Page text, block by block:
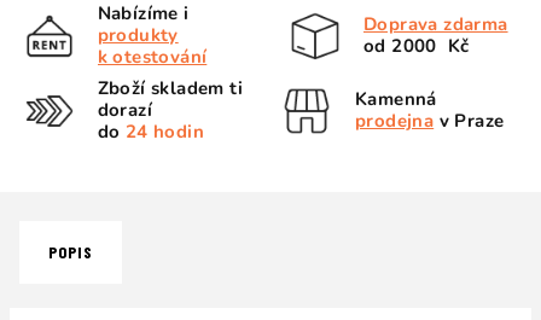
Nabízíme i
produkty
k otestování
Doprava zdarma
od 2000 Kč
Zboží skladem ti
dorazí
do 24 hodin
Kamenná
prodejna v Praze
POPIS